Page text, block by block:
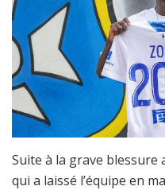
Suite à la grave blessure
qui a laissé l’équipe en